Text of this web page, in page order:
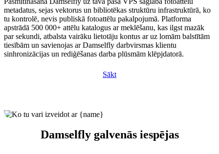
metadatus, sejas vektorus un bibliotēkas struktūru infrastruktūrā, ko
tu kontrolē, nevis publiskā fotoattēlu pakalpojumā. Platforma
apstrādā 500 000+ attēlu katalogus ar meklēšanu, kas ilgst mazāk
par sekundi, atbalsta vairāku lietotāju kontus ar uz lomām balstītām
tiesībām un savienojas ar Damselfly darbvirsmas klientu
sinhronizācijas un rediģēšanas darba plūsmām klēpjdatorā.
Sākt
Damselfly galvenās iespējas